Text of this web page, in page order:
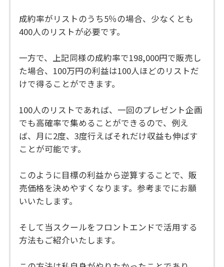
成約率がリストのうち5％の場合、少なくとも
400人のリストが必要です。
一方で、上記同様の成約率で198,000円で販売し
た場合、100万円の利益は100人ほどのリストだ
けで得ることができます。
100人のリストであれば、一回のプレゼント企画
でも高確率で集めることができるので、例え
ば、月に2度、3度行えばそれだけ収益も伸ばす
ことが可能です。
このように目標の利益から逆算することで、販
売価格を決めやすくなります。参考までにお願
いいたします。
そして当スクールをフロントエンドで活用する
方法もご紹介いたします。